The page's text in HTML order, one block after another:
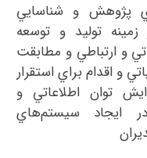
پژوهش و شناسايي
توليد و توسعه
و ارتباطي و مطابقت
و اقدام براي استقرار
توان اطلاعاتي و
ايجاد سيستم‌هاي